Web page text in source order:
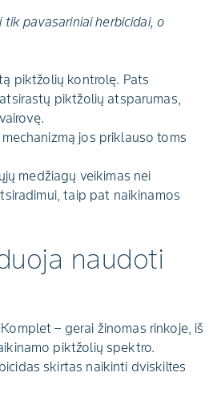
pavasariniai herbicidai, o
piktžolių kontrolę. Pats
piktžolių atsparumas,
jos priklauso toms
medžiagų veikimas nei
taip pat naikinamos
naudoti
– gerai žinomas rinkoje, iš
piktžolių spektro.
skirtas naikinti dviskiltes